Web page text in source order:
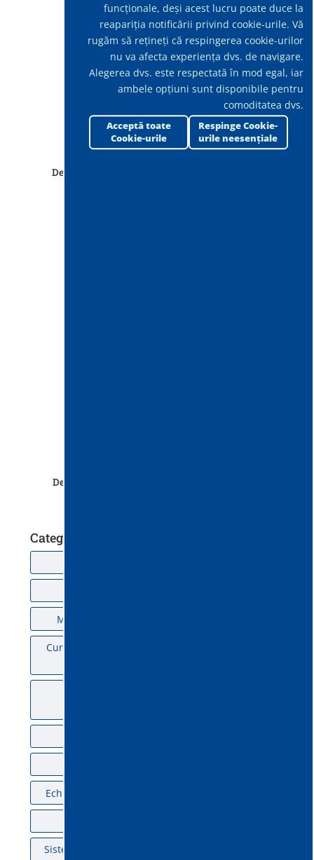
Delfin DG 300 HD pentru cantități mari de praf
Delfin DG 300 SE pentru materiale foarte grele
Categorii
Mașini de spălat pardoseli Portotecnica
Curățitor geamuri la înălțime cu apă pură – IPC
Echipamente aspirare la înălțime Spacevac
Sisteme multifuncționale Kaivac de curățenie în
funcționale, deși acest lucru poate duce la
reapariția notificării privind cookie-urile. Vă
rugăm să rețineți că respingerea cookie-urilor
nu va afecta experiența dvs. de navigare.
Alegerea dvs. este respectată în mod egal, iar
ambele opțiuni sunt disponibile pentru
comoditatea dvs.
Acceptă toate
Cookie-urile
Respinge Cookie-
urile neesențiale